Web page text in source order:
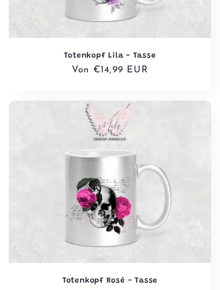
Totenkopf Lila - Tasse
Normaler
Von €14,99 EUR
Totenkopf Rosé - Tasse